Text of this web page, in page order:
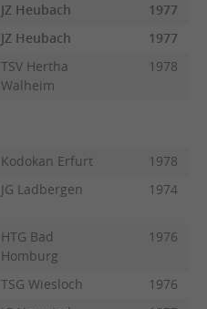
JZ Heubach
1977
JZ Heubach
1977
TSV Hertha
Walheim
1978
Kodokan Erfurt
1978
JG Ladbergen 1974
HTG Bad
Homburg
1976
TSG Wiesloch
1976